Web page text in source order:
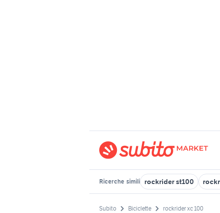
Ricerche simili rockrider st100
Subito Biciclette rockrider xc 100